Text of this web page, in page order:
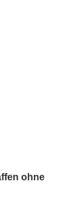
ohne